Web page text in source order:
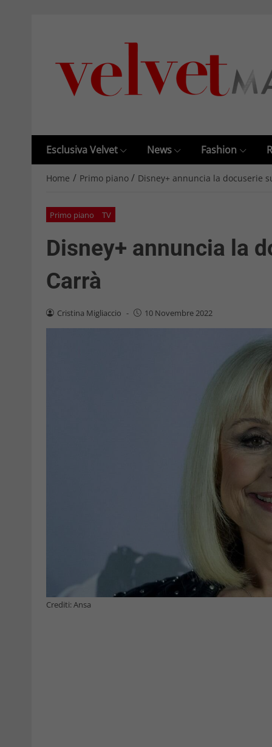
Esclusiva Velvet News Fashion
Home / Primo piano / Disney+ annuncia la docuserie
Primo piano TV
Disney+ annuncia la
Carrà
Cristina Migliaccio - 10 Novembre 2022
Crediti: Ansa